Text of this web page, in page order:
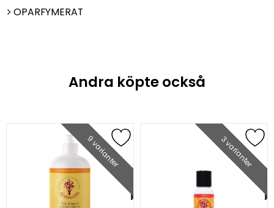
OPARFYMERAT
Andra köpte också
9 varianter 3 varianter